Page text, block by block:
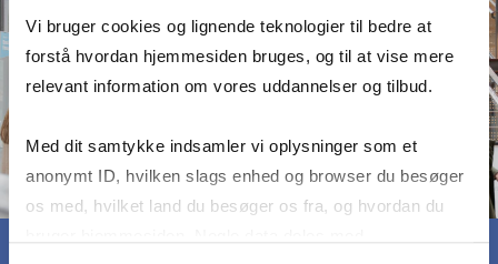
Vi bruger cookies og lignende teknologier til bedre at
forstå hvordan hjemmesiden bruges, og til at vise mere
relevant information om vores uddannelser og tilbud.
Med dit samtykke indsamler vi oplysninger som et
anonymt ID, hvilken slags enhed og browser du besøger
os med, hvilket land du besøger os fra, og hvordan du